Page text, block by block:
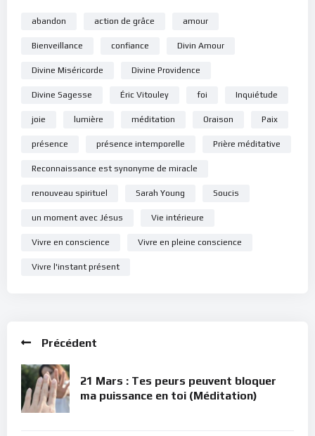
abandon action de grâce amour
Bienveillance confiance Divin Amour
Divine Miséricorde Divine Providence
Divine Sagesse Éric Vitouley foi Inquiétude
joie lumière méditation Oraison Paix
présence présence intemporelle Prière méditative
Reconnaissance est synonyme de miracle
renouveau spirituel Sarah Young Soucis
un moment avec Jésus Vie intérieure
Vivre en conscience Vivre en pleine conscience
Vivre l'instant présent
Précédent
21 Mars : Tes peurs peuvent bloquer
ma puissance en toi (Méditation)